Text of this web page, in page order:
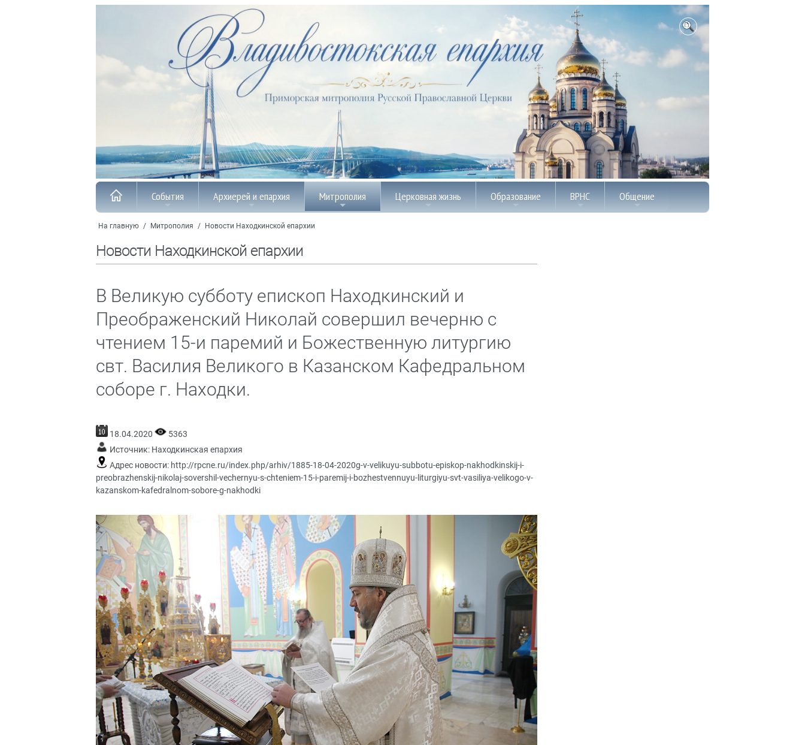
События Архиерей и епархия Митрополия Церковная жизнь Образование ВРНС Общение
На главную / Митрополия / Новости Находкинской епархии
Новости Находкинской епархии
В Великую субботу епископ Находкинский и
Преображенский Николай совершил вечерню с
чтением 15-и паремий и Божественную литургию
свт. Василия Великого в Казанском Кафедральном
соборе г. Находки.
18.04.2020
5363
Источник: Находкинская епархия
Адрес новости: http://rpcne.ru/index.php/arhiv/1885-18-04-2020g-v-velikuyu-subbotu-episkop-nakhodkinskij-i-
preobrazhenskij-nikolaj-sovershil-vechernyu-s-chteniem-15-i-paremij-i-bozhestvennuyu-liturgiyu-svt-vasiliya-velikogo-v-
kazanskom-kafedralnom-sobore-g-nakhodki